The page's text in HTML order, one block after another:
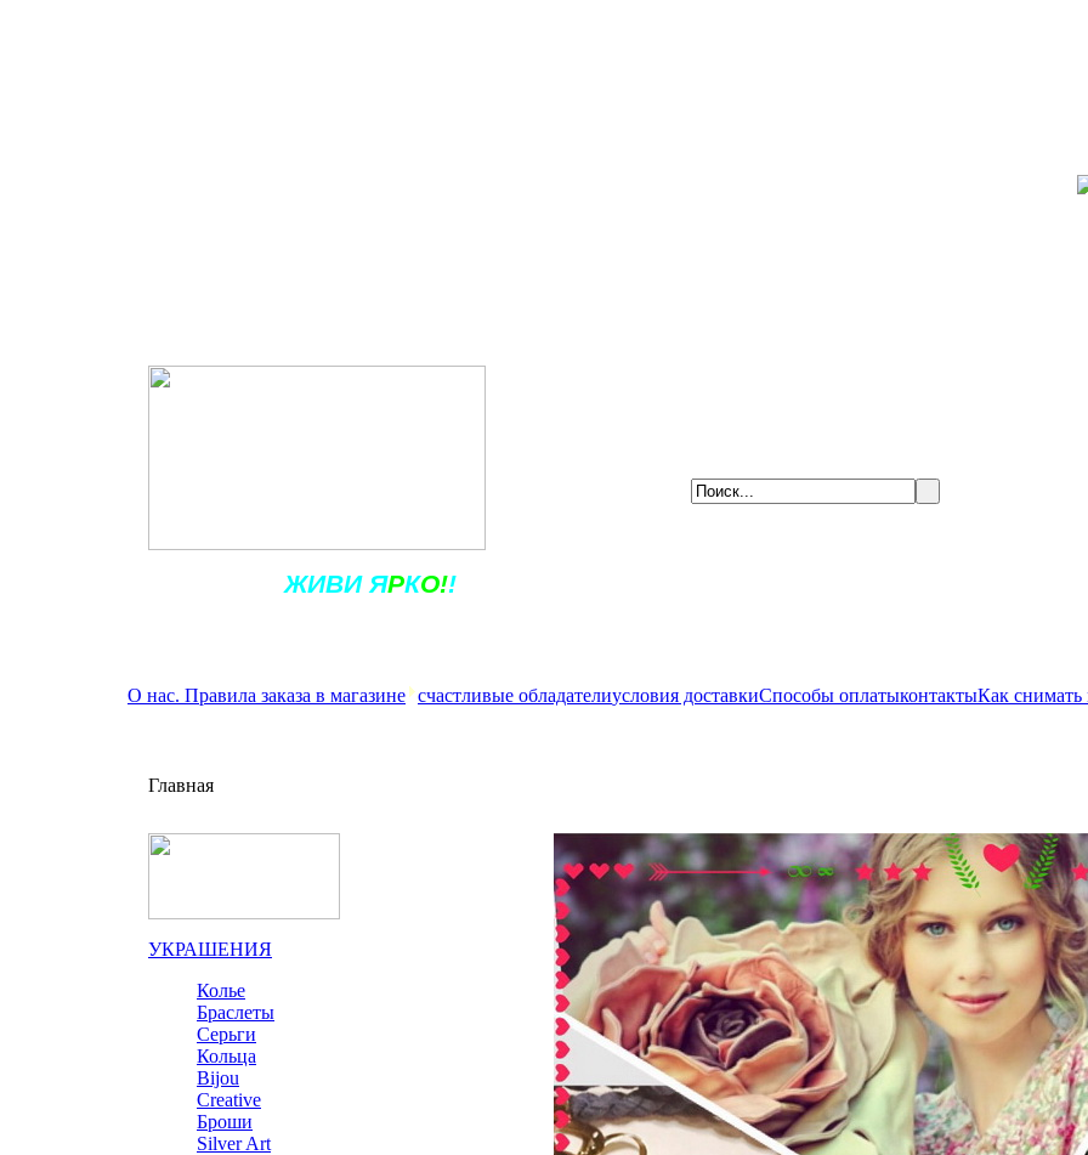
ЖИВИ ЯРКО!!
О нас. Правила заказа в магазине счастливые обладателиусловия доставкиСпособы оплатыконтактыКак снимать
Главная
УКРАШЕНИЯ
Колье
Браслеты
Серьги
Кольца
Bijou
Сreative
Броши
Silver Art